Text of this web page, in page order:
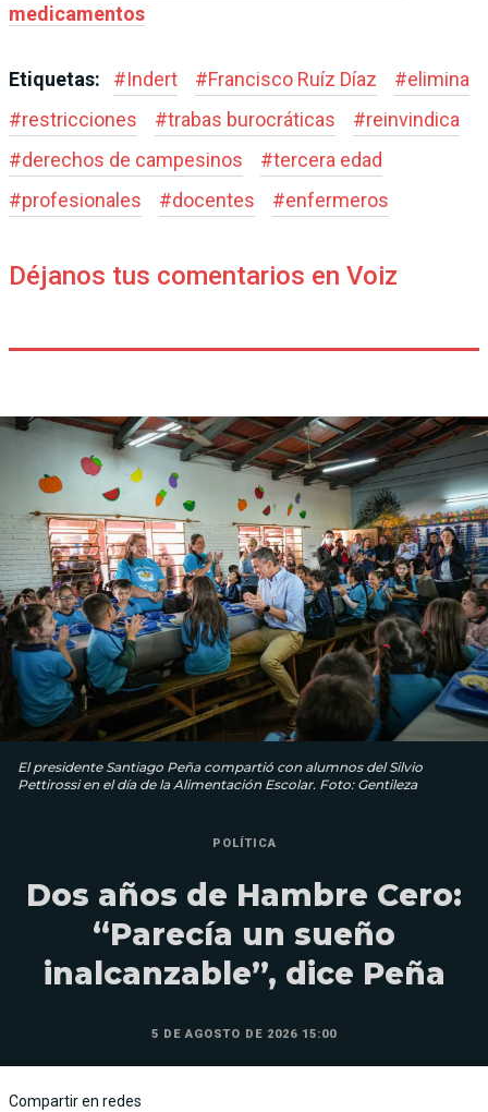
medicamentos
Etiquetas: #Indert #Francisco Ruíz Díaz #elimina
#restricciones #trabas burocráticas #reinvindica
#derechos de campesinos #tercera edad
#profesionales #docentes #enfermeros
Déjanos tus comentarios en Voiz
El presidente Santiago Peña compartió con alumnos del Silvio
Pettirossi en el día de la Alimentación Escolar. Foto: Gentileza
POLÍTICA
Dos años de Hambre Cero:
“Parecía un sueño
inalcanzable”, dice Peña
5 DE AGOSTO DE 2026 15:00
Compartir en redes